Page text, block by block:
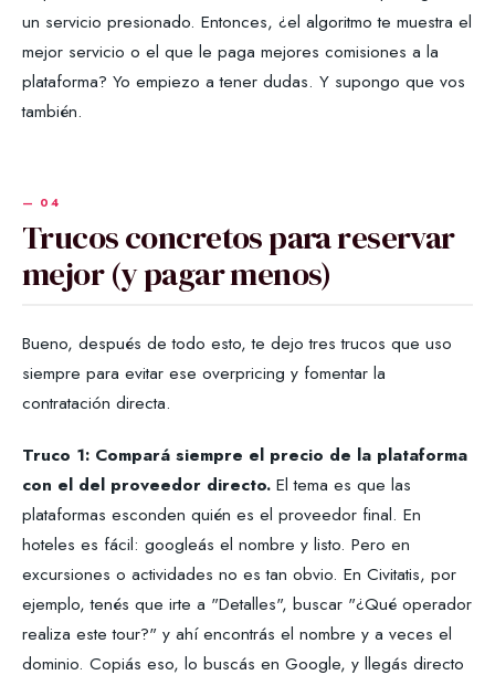
un servicio presionado. Entonces, ¿el algoritmo te muestra el
mejor servicio o el que le paga mejores comisiones a la
plataforma? Yo empiezo a tener dudas. Y supongo que vos
también.
Trucos concretos para reservar
mejor (y pagar menos)
Bueno, después de todo esto, te dejo tres trucos que uso
siempre para evitar ese overpricing y fomentar la
contratación directa.
Truco 1: Compará siempre el precio de la plataforma
con el del proveedor directo. El tema es que las
plataformas esconden quién es el proveedor final. En
hoteles es fácil: googleás el nombre y listo. Pero en
excursiones o actividades no es tan obvio. En Civitatis, por
ejemplo, tenés que irte a "Detalles", buscar "¿Qué operador
realiza este tour?" y ahí encontrás el nombre y a veces el
dominio. Copiás eso, lo buscás en Google, y llegás directo